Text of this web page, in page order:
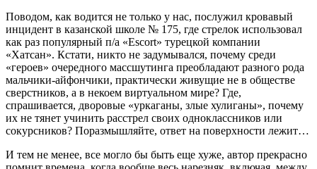
Поводом, как водится не только у нас, послужил кровавый
инцидент в казанской школе № 175, где стрелок использовал
как раз популярный п/а «Escort» турецкой компании
«Хатсан». Кстати, никто не задумывался, почему среди
«героев» очередного массшутинга преобладают разного рода
мальчики-айфончики, практически живущие не в обществе
сверстников, а в некоем виртуальном мире? Где,
спрашивается, дворовые «уркаганы, злые хулиганы», почему
их не тянет учинить расстрел своих одноклассников или
сокурсников? Поразмышляйте, ответ на поверхности лежит…
И тем не менее, все могло бы быть еще хуже, автор прекрасно